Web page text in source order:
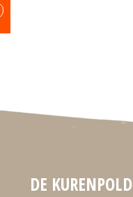
DE